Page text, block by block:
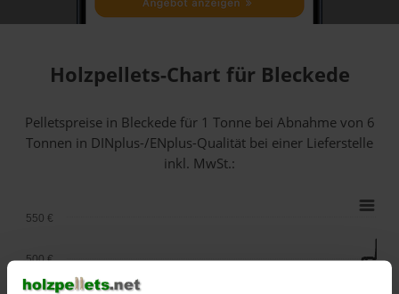
Holzpellets-Chart für Bleckede
Pelletspreise in Bleckede für 1 Tonne bei Abnahmevon 6
Tonnen in DINplus-/ENplus-Qualität bei einer Lieferstelle
inkl. MwSt.:
500 €
550 €